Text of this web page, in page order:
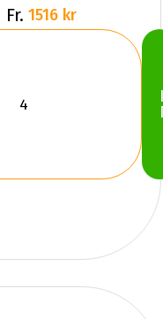
Fr. 1516 kr